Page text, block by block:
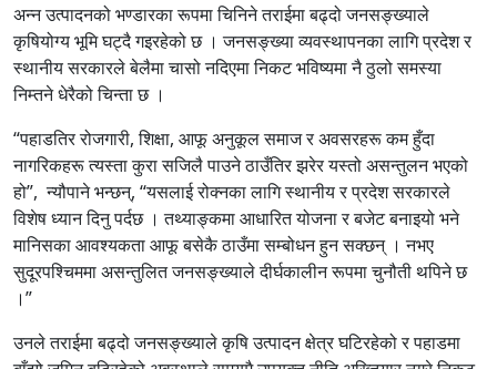
अन्न उत्पादनको भण्डारका रूपमा चिनिने तराईमा बढ्दो जनसङ्ख्याले
कृषियोग्य भूमि घट्दै गइरहेको छ । जनसङ्ख्या व्यवस्थापनका लागि प्रदेश र
स्थानीय सरकारले बेलैमा चासो नदिएमा निकट भविष्यमा नै ठुलो समस्या
निम्तने धेरैको चिन्ता छ ।
“पहाडतिर रोजगारी, शिक्षा, आफू अनुकूल समाज र अवसरहरू कम हुँदा
नागरिकहरू त्यस्ता कुरा सजिलै पाउने ठाउँतिर झरेर यस्तो असन्तुलन भएको
हो”, न्यौपाने भन्छन्, “यसलाई रोक्नका लागि स्थानीय र प्रदेश सरकारले
विशेष ध्यान दिनु पर्दछ । तथ्याङ्कमा आधारित योजना र बजेट बनाइयो भने
मानिसका आवश्यकता आफू बसेकै ठाउँमा सम्बोधन हुन सक्छन् । नभए
सुदूरपश्चिममा असन्तुलित जनसङ्ख्याले दीर्घकालीन रूपमा चुनौती थपिने छ
।”
उनले तराईमा बढ्दो जनसङ्ख्याले कृषि उत्पादन क्षेत्र घटिरहेको र पहाडमा